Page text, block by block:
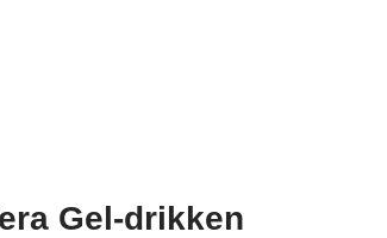
Gel-drikken